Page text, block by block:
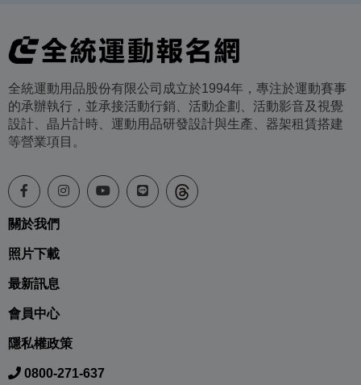
全統運動用品股份有限公司成立於1994年，專注於運動賽事
的承辦執行，並承接活動行銷、活動企劃、活動影音及視覺
設計、晶片計時、運動用品研發設計與生產、器架租賃搭建
等營業項目。
關於我們
照片下載
最新訊息
會員中心
隱私權政策
0800-271-637